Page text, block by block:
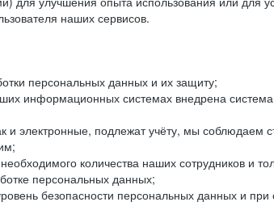
наших сервисов.
персональных данных и их защиту;
информационных системах внедрена
электронные, подлежат учёту, мы соблюдаем
количества наших сотрудников и
персональных данных;
безопасности персональных данных и при